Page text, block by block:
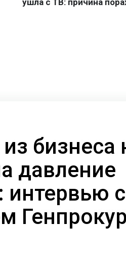
бизнеса
давление
интервью с